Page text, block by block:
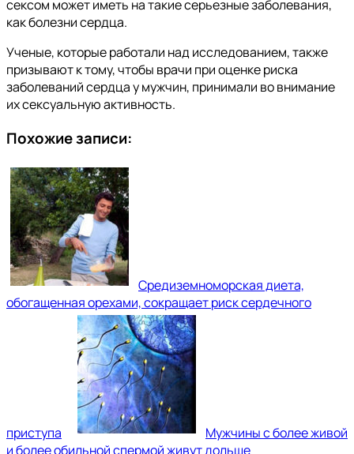
сексом может иметь на такие серьезные заболевания,
как болезни сердца.
Ученые, которые работали над исследованием, также
призывают к тому, чтобы врачи при оценке риска
заболеваний сердца у мужчин, принимали во внимание
их сексуальную активность.
Похожие записи:
Средиземноморская диета,
обогащенная орехами, сокращает риск сердечного
приступа
Мужчины с более живой
и более обильной спермой живут дольше